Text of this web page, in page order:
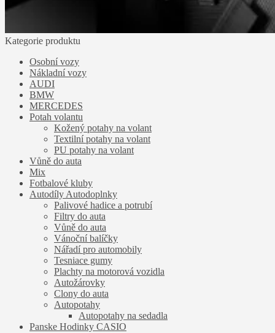
Kategorie produktu
Osobní vozy
Nákladní vozy
AUDI
BMW
MERCEDES
Potah volantu
Kožený potahy na volant
Textilní potahy na volant
PU potahy na volant
Vůně do auta
Mix
Fotbalové kluby
Autodíly Autodoplnky
Palivové hadice a potrubí
Filtry do auta
Vůně do auta
Vánoční balíčky
Nářadí pro automobily
Tesniace gumy
Plachty na motorová vozidla
Autožárovky
Clony do auta
Autopotahy
Autopotahy na sedadla
Panske Hodinky CASIO